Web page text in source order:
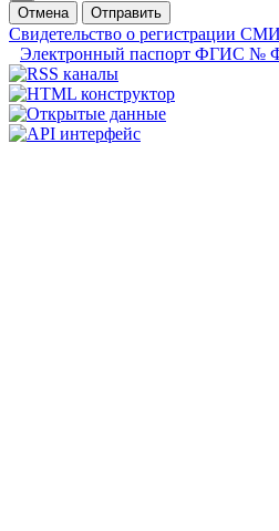
Отмена
Отправить
Свидетельство о регистрации
Электронный паспорт ФГИС №